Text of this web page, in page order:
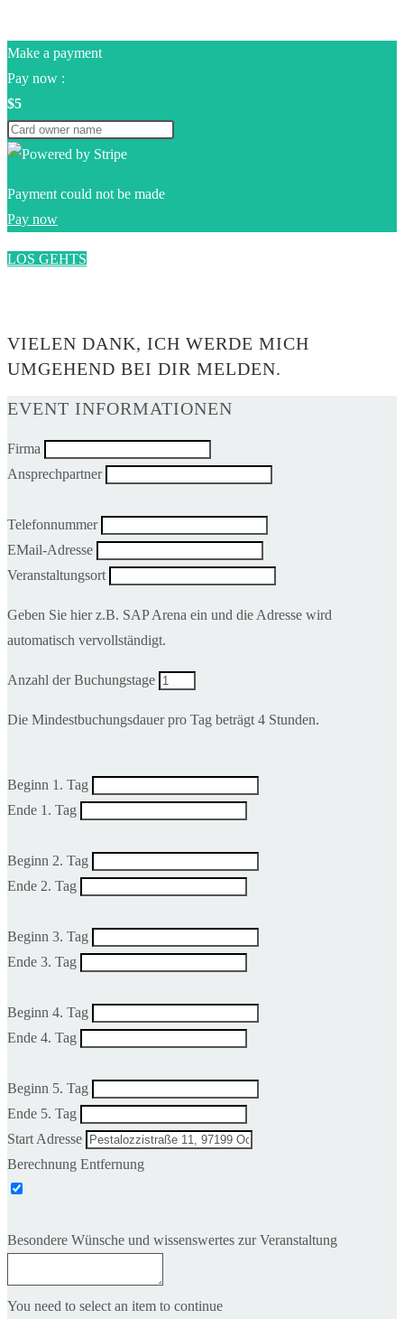
Make a payment
Pay now :
$5
Payment could not be made
Pay now
LOS GEHTS
VIELEN DANK, ICH WERDE MICH
UMGEHEND BEI DIR MELDEN.
EVENT INFORMATIONEN
Firma
Ansprechpartner
Telefonnummer
EMail-Adresse
Veranstaltungsort
Geben Sie hier z.B. SAP Arena ein und die Adresse wird
automatisch vervollständigt.
Anzahl der Buchungstage
Die Mindestbuchungsdauer pro Tag beträgt 4 Stunden.
Beginn 1. Tag
Ende 1. Tag
Beginn 2. Tag
Ende 2. Tag
Beginn 3. Tag
Ende 3. Tag
Beginn 4. Tag
Ende 4. Tag
Beginn 5. Tag
Ende 5. Tag
Start Adresse
Berechnung Entfernung
Besondere Wünsche und wissenswertes zur Veranstaltung
You need to select an item to continue